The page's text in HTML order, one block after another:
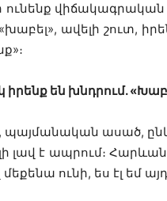
վիճակագրական
«խաբել», ավելի շուտ,
իրենք են խնդրում.
պայմանական ասած,
լավ է ապրում։
ունի, ես էլ եմ